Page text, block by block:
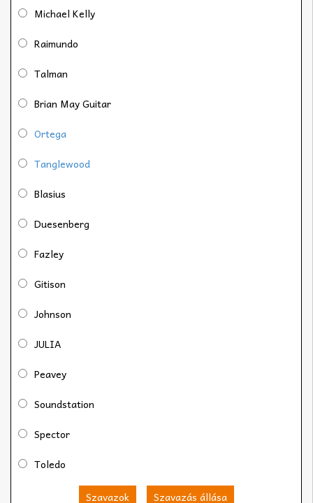
Michael Kelly
Raimundo
Talman
Brian May Guitar
Ortega
Tanglewood
Blasius
Duesenberg
Fazley
Gitison
Johnson
JULIA
Peavey
Soundstation
Spector
Toledo
Szavazok Szavazás állása